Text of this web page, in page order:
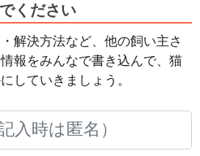
ください
解決方法など、他の飼い主さ
報をみんなで書き込んで、猫
していきましょう。